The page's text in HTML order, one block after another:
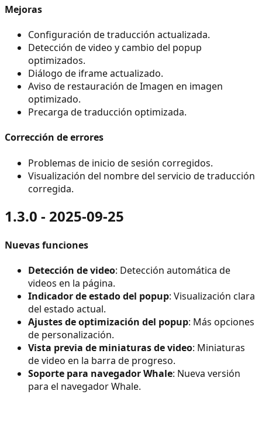
Mejoras
Configuración de traducción actualizada.
Detección de video y cambio del popup
optimizados.
Diálogo de iframe actualizado.
Aviso de restauración de Imagen en imagen
optimizado.
Precarga de traducción optimizada.
Corrección de errores
Problemas de inicio de sesión corregidos.
Visualización del nombre del servicio de traducción
corregida.
1.3.0 - 2025-09-25
Nuevas funciones
Detección de video: Detección automática de
videos en la página.
Indicador de estado del popup: Visualización clara
del estado actual.
Ajustes de optimización del popup: Más opciones
de personalización.
Vista previa de miniaturas de video: Miniaturas
de video en la barra de progreso.
Soporte para navegador Whale: Nueva versión
para el navegador Whale.